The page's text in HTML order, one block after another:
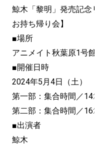
鯨木「黎明」発売記
お持ち帰り会】
■場所
アニメイト秋葉原1号
■開催日時
2024年5月4日（土）
第一部：集合時間／
第二部：集合時間／
■出演者
鯨木